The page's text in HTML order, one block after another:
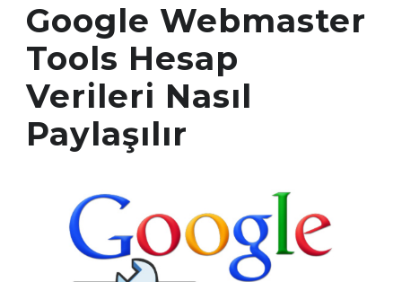
Google Webmaster
Tools Hesap
Verileri Nasıl
Paylaşılır